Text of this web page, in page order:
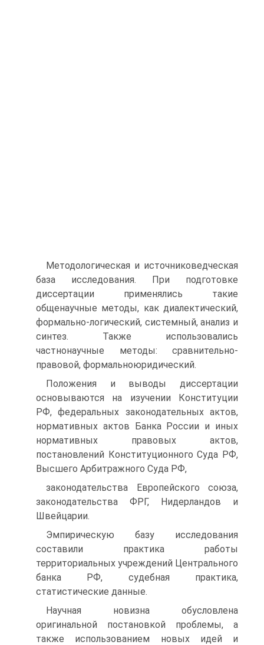
Методологическая и источниковедческая
база исследования. При подготовке
диссертации применялись такие
общенаучные методы, как диалектический,
формально-логический, системный, анализ и
синтез. Также использовались
частнонаучные методы: сравнительно-
правовой, формальноюридический.
Положения и выводы диссертации
основываются на изучении Конституции
РФ, федеральных законодательных актов,
нормативных актов Банка России и иных
нормативных правовых актов,
постановлений Конституционного Суда РФ,
Высшего Арбитражного Суда РФ,
законодательства Европейского союза,
законодательства ФРГ, Нидерландов и
Швейцарии.
Эмпирическую базу исследования
составили практика работы
территориальных учреждений Центрального
банка РФ, судебная практика,
статистические данные.
Научная новизна обусловлена
оригинальной постановкой проблемы, а
также использованием новых идей и